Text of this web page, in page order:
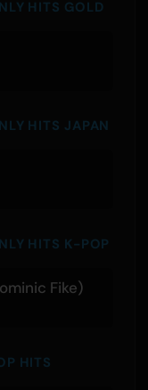
HITS GOLD
HITS JAPAN
HITS K-POP
Fike)
HITS